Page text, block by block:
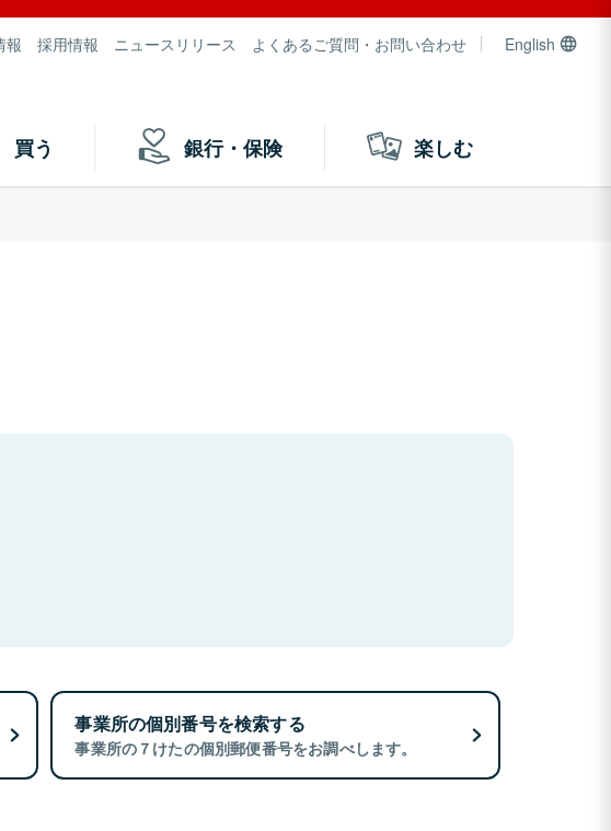
報 採用情報 ニュースリリース よくあるご質問・お問い合わせ English
買う 銀行・保険 楽しむ
事業所の個別番号を検索する
事業所の７けたの個別郵便番号をお調べします。